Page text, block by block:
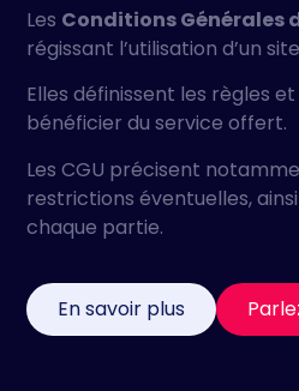
Les Conditions Générales
régissant l’utilisation d’un
Elles définissent les règles
bénéficier du service offert.
Les CGU précisent
restrictions éventuelles,
chaque partie.
En savoir plus